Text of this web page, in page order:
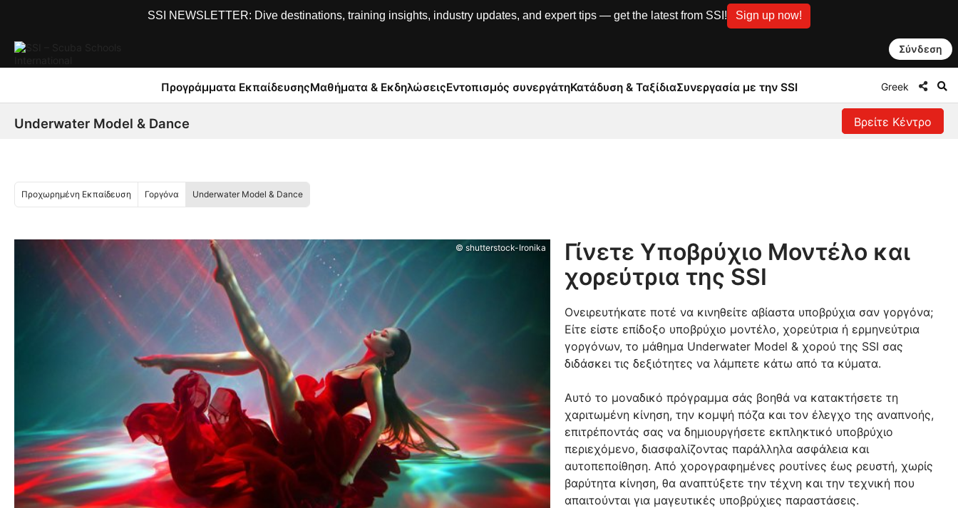
SSI NEWSLETTER: Dive destinations, training insights, industry updates, and expert tips — get the latest from SSI! Sign up now!
Σύνδεση
Προγράμματα ΕκπαίδευσηςΜαθήματα & ΕκδηλώσειςΕντοπισμός συνεργάτηΚατάδυση & ΤαξίδιαΣυνεργασία με την SSI Greek
Underwater Model & Dance Βρείτε Κέντρο
Προχωρημένη Εκπαίδευση Γοργόνα Underwater Model & Dance
© shutterstock-Ironika
Γίνετε Υποβρύχιο Μοντέλο και
χορεύτρια της SSI
Ονειρευτήκατε ποτέ να κινηθείτε αβίαστα υποβρύχια σαν γοργόνα;
Είτε είστε επίδοξο υποβρύχιο μοντέλο, χορεύτρια ή ερμηνεύτρια
γοργόνων, το μάθημα Underwater Model & χορού της SSI σας
διδάσκει τις δεξιότητες να λάμπετε κάτω από τα κύματα.
Αυτό το μοναδικό πρόγραμμα σάς βοηθά να κατακτήσετε τη
χαριτωμένη κίνηση, την κομψή πόζα και τον έλεγχο της αναπνοής,
επιτρέποντάς σας να δημιουργήσετε εκπληκτικό υποβρύχιο
περιεχόμενο, διασφαλίζοντας παράλληλα ασφάλεια και
αυτοπεποίθηση. Από χορογραφημένες ρουτίνες έως ρευστή, χωρίς
βαρύτητα κίνηση, θα αναπτύξετε την τέχνη και την τεχνική που
απαιτούνται για μαγευτικές υποβρύχιες παραστάσεις.